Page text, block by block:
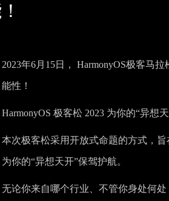
2023年6月15日， HarmonyOS极客马拉
能性！
HarmonyOS 极客松 2023 为你的“异想
本次极客松采用开放式命题的方式，
为你的“异想天开”保驾护航。
无论你来自哪个行业、不管你身处何